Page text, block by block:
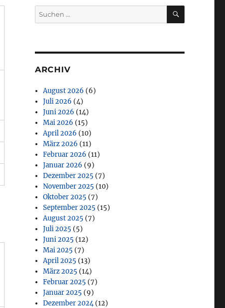
Suchen
nach:
SUCHEN
ARCHIV
August 2026 (6)
Juli 2026 (4)
Juni 2026 (14)
Mai 2026 (15)
April 2026 (10)
März 2026 (11)
Februar 2026 (11)
Januar 2026 (9)
Dezember 2025 (7)
November 2025 (10)
Oktober 2025 (7)
September 2025 (15)
August 2025 (7)
Juli 2025 (5)
Juni 2025 (12)
Mai 2025 (7)
April 2025 (13)
März 2025 (14)
Februar 2025 (7)
Januar 2025 (9)
Dezember 2024(12)